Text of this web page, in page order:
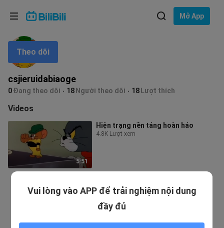
Mở App
csjieruidabiaoge
0Đang theo dõi 18 Người theo dõi 18 Lượt thích
Theo dõi
Videos
5:51
Hiện trạng nền tảng hoàn hảo
4.8K Lượt xem
Ngôn ngữ: Tiếng Việt
Lựa chọn ngôn ngữ
English
ภาษาไทย
Tiếng Việt
Bahasa Melayu
Vui lòng vào APP để trải nghiệm nội dung
đầy đủ